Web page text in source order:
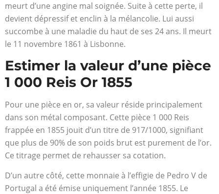
meurt d’une angine mal soignée. Suite à cette perte, il
devient dépressif et enclin à la mélancolie. Lui aussi
succombe à une maladie du haut de ses 24 ans. Il meurt
le 11 novembre 1861 à Lisbonne.
Estimer la valeur d’une pièce
1 000 Reis Or 1855
Pour une pièce en or, sa valeur réside principalement
dans son métal composant. Cette pièce 1 000 Reis
frappée en 1855 jouit d’un titre de 917/1000, signifiant
que plus de 90% de son poids brut est purement de l’or.
Ce titrage permet de rehausser sa cotation.
D’un autre côté, cette monnaie à l’effigie de Pedro V de
Portugal a été émise uniquement l’année 1855. Le